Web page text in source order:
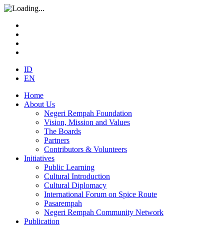
ID
EN
Home
About Us
Negeri Rempah Foundation
Vision, Mission and Values
The Boards
Partners
Contributors & Volunteers
Initiatives
Public Learning
Cultural Introduction
Cultural Diplomacy
International Forum on Spice Route
Pasarempah
Negeri Rempah Community Network
Publication